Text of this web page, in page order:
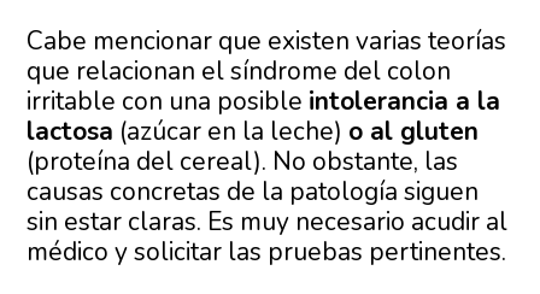
Cabe mencionar que existen varias teorías
que relacionan el síndrome del colon
irritable con una posible intolerancia a la
lactosa (azúcar en la leche) o al gluten
(proteína del cereal). No obstante, las
causas concretas de la patología siguen
sin estar claras. Es muy necesario acudir al
médico y solicitar las pruebas pertinentes.